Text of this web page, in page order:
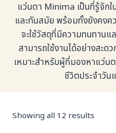
แว่นตา Minima เป็นที่รู้จัก
และทันสมัย พร้อมทั้งยังคงค
จะใช้วัสดุที่มีความทนทานแ
สามารถใช้งานได้อย่างสะ
เหมาะสำหรับผู้ที่มองหาแว่น
ชีวิตประจำวัน
Showing all 12 results